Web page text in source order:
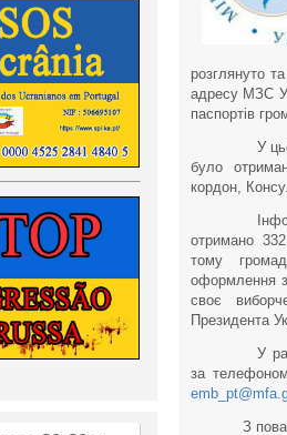
розглянуто
адресу МЗС
паспортів
У
було
кордон,
отримано
тому
оформлення
своє
Президента
У
за
З